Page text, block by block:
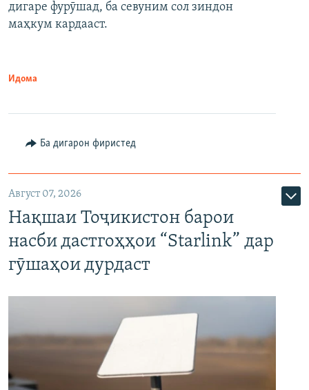
дигаре фурӯшад, ба севуним сол зиндон
маҳкум кардааст.
Идома
Ба дигарон фиристед
Август 07, 2026
Нақшаи Тоҷикистон барои
насби дастгоҳҳои “Starlink” дар
гӯшаҳои дурдаст